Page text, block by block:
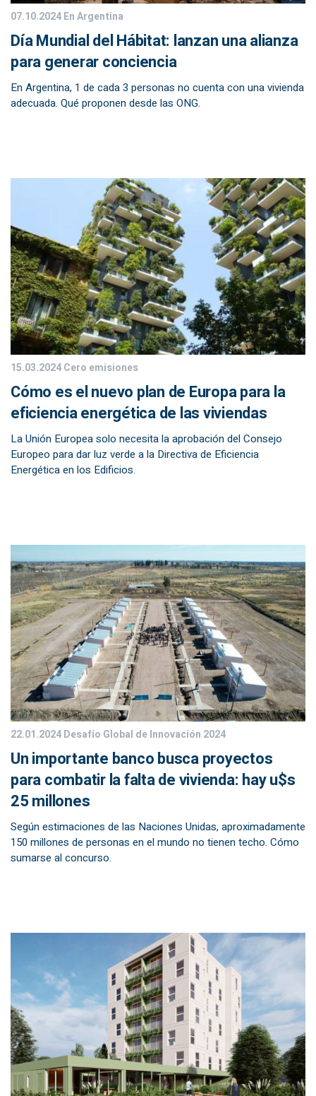
07.10.2024En Argentina
Día Mundial del Hábitat: lanzan una alianza
para generar conciencia
En Argentina, 1 de cada 3 personas no cuenta con una vivienda
adecuada. Qué proponen desde las ONG.
15.03.2024Cero emisiones
Cómo es el nuevo plan de Europa para la
eficiencia energética de las viviendas
La Unión Europea solo necesita la aprobación del Consejo
Europeo para dar luz verde a la Directiva de Eficiencia
Energética en los Edificios.
22.01.2024Desafío Global de Innovación 2024
Un importante banco busca proyectos
para combatir la falta de vivienda: hay u$s
25 millones
Según estimaciones de las Naciones Unidas, aproximadamente
150 millones de personas en el mundo no tienen techo. Cómo
sumarse al concurso.